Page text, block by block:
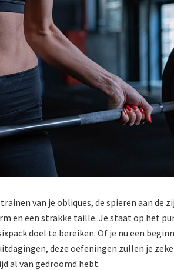
van je obliques, de spieren aan de
en een strakke taille. Je staat op het
doel te bereiken. Of je nu een
deze oefeningen zullen je
al van gedroomd hebt.